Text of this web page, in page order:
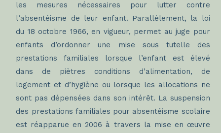
les mesures nécessaires pour lutter contre
l’absentéisme de leur enfant. Parallèlement, la loi
du 18 octobre 1966, en vigueur, permet au juge pour
enfants d’ordonner une mise sous tutelle des
prestations familiales lorsque l’enfant est élevé
dans de piètres conditions d’alimentation, de
logement et d’hygiène ou lorsque les allocations ne
sont pas dépensées dans son intérêt. La suspension
des prestations familiales pour absentéisme scolaire
est réapparue en 2006 à travers la mise en œuvre